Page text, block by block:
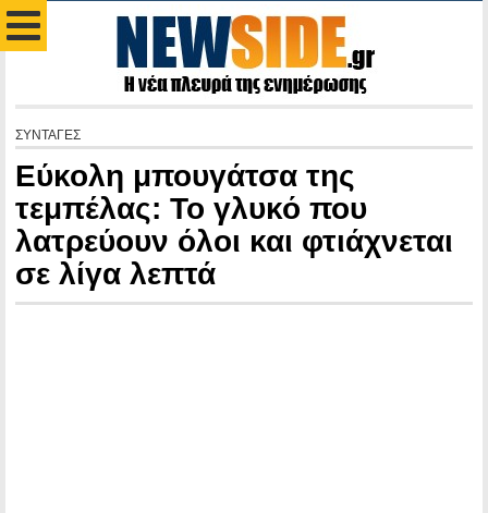
ΣΥΝΤΑΓΕΣ
Εύκολη μπουγάτσα της
τεμπέλας: Το γλυκό που
λατρεύουν όλοι και φτιάχνεται
σε λίγα λεπτά